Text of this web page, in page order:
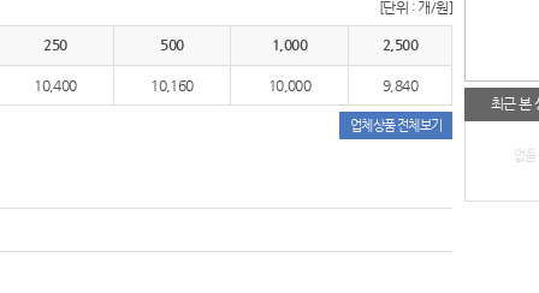
최근 본
없음
[단위 : 개/원]
250 500 1,000 2,500
10,400 10,160 10,000 9,840
업체상품 전체보기